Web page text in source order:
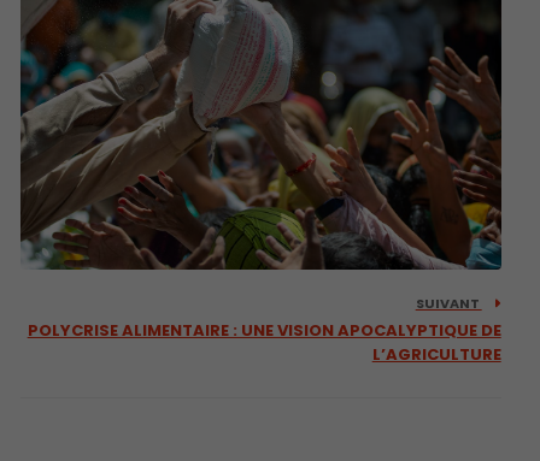
SUIVANT
POLYCRISE ALIMENTAIRE : UNE VISION APOCALYPTIQUE DE
L’AGRICULTURE